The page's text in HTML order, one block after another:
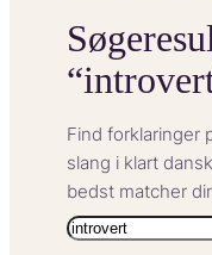
Find forklaringer
slang i klart
bedst matcher
Søg